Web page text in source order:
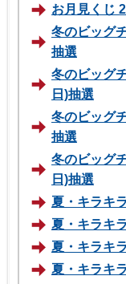
お月見くじ
冬のビッグ
抽選
冬のビッグ
日)抽選
冬のビッグ
抽選
冬のビッグ
日)抽選
夏・キラキ
夏・キラキ
夏・キラキ
夏・キラキ